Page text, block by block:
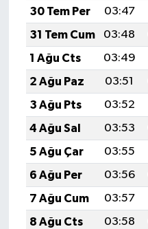
30 Tem Per
03:47
31 Tem Cum
03:48
1 Ağu Cts
03:49
2 Ağu Paz
03:51
3 Ağu Pts
03:52
4 Ağu Sal
03:53
5 Ağu Çar
03:55
6 Ağu Per
03:56
7 Ağu Cum
03:57
8 Ağu Cts
03:58